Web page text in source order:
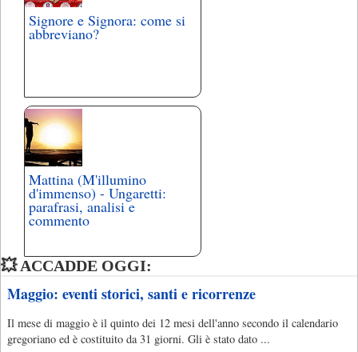
Signore e Signora: come si
abbreviano?
Mattina (M'illumino
d'immenso) - Ungaretti:
parafrasi, analisi e
commento
💥 ACCADDE OGGI:
Maggio: eventi storici, santi e ricorrenze
Il mese di maggio è il quinto dei 12 mesi dell'anno secondo il calendario
gregoriano ed è costituito da 31 giorni. Gli è stato dato ...